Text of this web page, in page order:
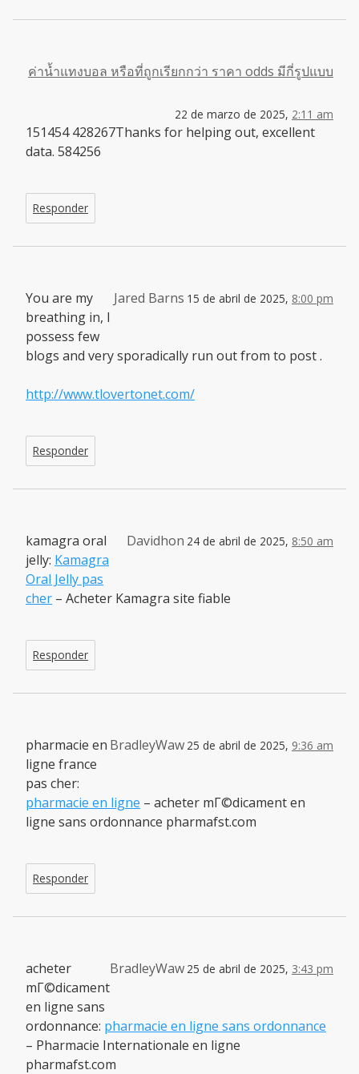
ค่าน้ำแทงบอล หรือที่ถูกเรียกกว่า ราคา odds มีกี่รูปแบบ
22 de marzo de 2025, 2:11 am
151454 428267Thanks for helping out, excellent
data. 584256
Responder
Jared Barns 15 de abril de 2025, 8:00 pm
You are my
breathing in, I
possess few
blogs and very sporadically run out from to post .
http://www.tlovertonet.com/
Responder
Davidhon 24 de abril de 2025, 8:50 am
kamagra oral
jelly: Kamagra
Oral Jelly pas
cher – Acheter Kamagra site fiable
Responder
BradleyWaw 25 de abril de 2025, 9:36 am
pharmacie en
ligne france
pas cher:
pharmacie en ligne – acheter mГ©dicament en
ligne sans ordonnance pharmafst.com
Responder
BradleyWaw 25 de abril de 2025, 3:43 pm
acheter
mГ©dicament
en ligne sans
ordonnance: pharmacie en ligne sans ordonnance
– Pharmacie Internationale en ligne
pharmafst.com